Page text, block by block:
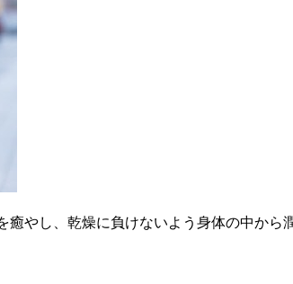
やし、乾燥に負けないよう身体の中か